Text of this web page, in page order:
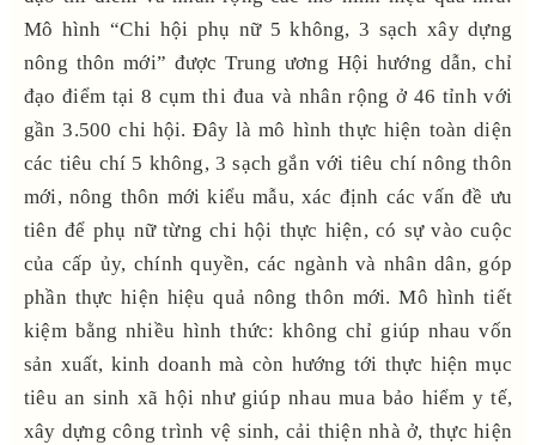
Mô hình “Chi hội phụ nữ 5 không, 3 sạch xây dựng
nông thôn mới” được Trung ương Hội hướng dẫn, chỉ
đạo điểm tại 8 cụm thi đua và nhân rộng ở 46 tỉnh với
gần 3.500 chi hội. Đây là mô hình thực hiện toàn diện
các tiêu chí 5 không, 3 sạch gắn với tiêu chí nông thôn
mới, nông thôn mới kiểu mẫu, xác định các vấn đề ưu
tiên để phụ nữ từng chi hội thực hiện, có sự vào cuộc
của cấp ủy, chính quyền, các ngành và nhân dân, góp
phần thực hiện hiệu quả nông thôn mới. Mô hình tiết
kiệm bằng nhiều hình thức: không chỉ giúp nhau vốn
sản xuất, kinh doanh mà còn hướng tới thực hiện mục
tiêu an sinh xã hội như giúp nhau mua bảo hiểm y tế,
xây dựng công trình vệ sinh, cải thiện nhà ở, thực hiện